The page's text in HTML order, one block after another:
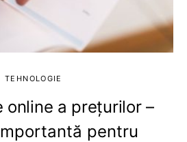
TEHNOLOGIE
online a prețurilor –
pentru